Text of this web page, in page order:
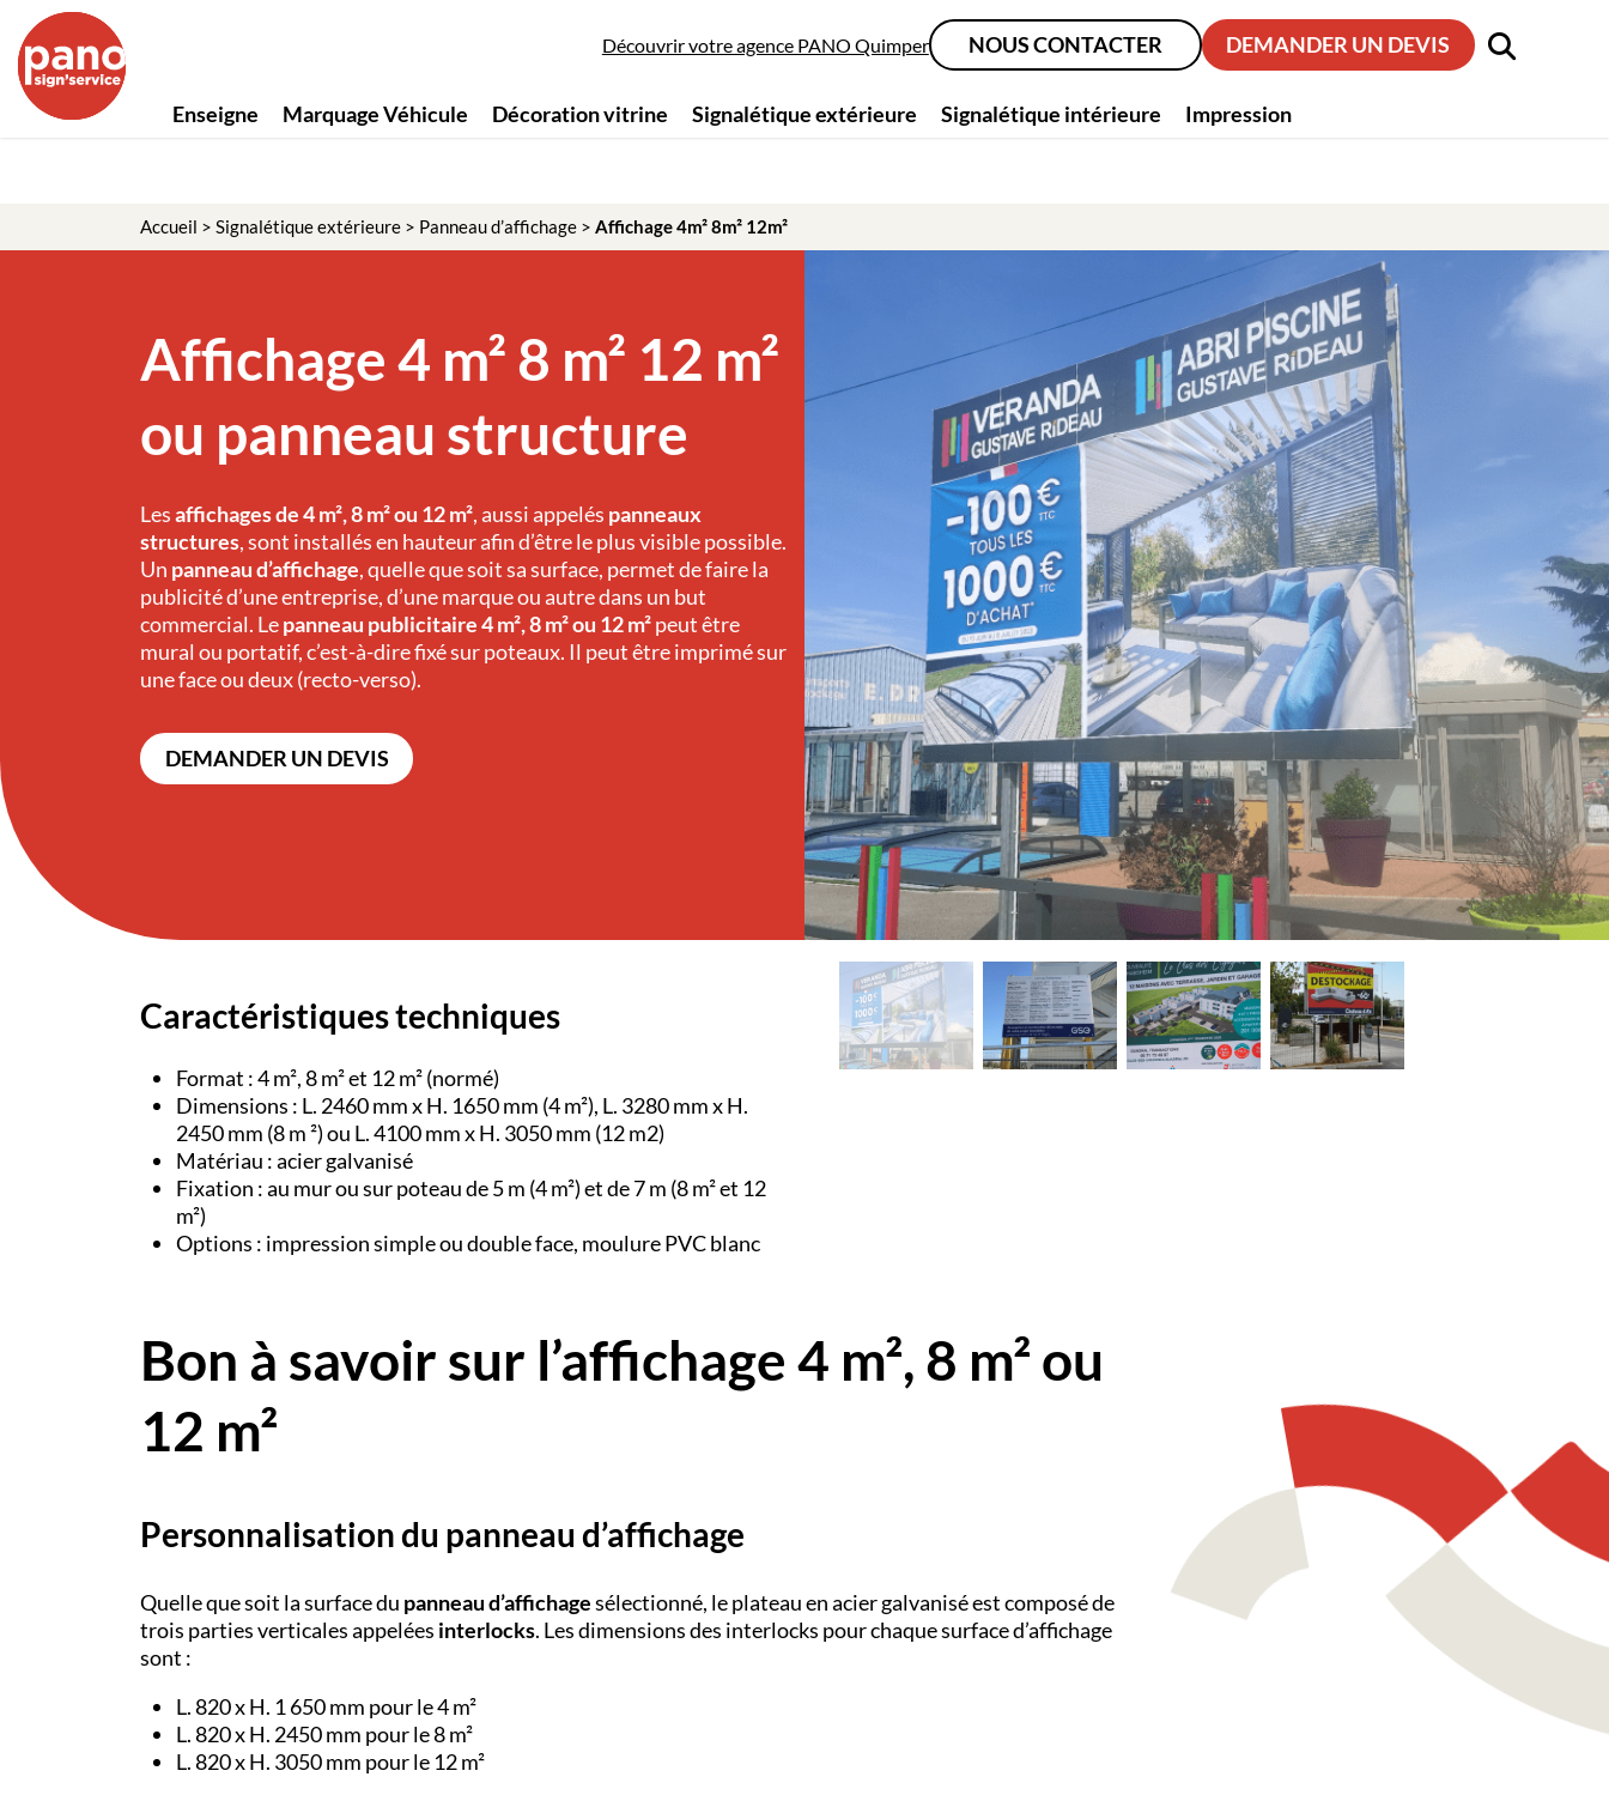
Enseigne Marquage Véhicule Décoration vitrine Signalétique extérieure Signalétique intérieure Impression
Découvrir votre agence PANO Quimper NOUS CONTACTER DEMANDER UN DEVIS
Accueil > Signalétique extérieure > Panneau d’affichage > Affichage 4m² 8m² 12m²
Affichage 4 m² 8 m² 12 m²
ou panneau structure
Lesaffichages de 4 m², 8 m² ou 12 m², aussi appelés panneaux
structures, sont installés en hauteur afin d’être le plus visible possible.
Un panneau d’affichage, quelle que soit sa surface, permet de faire la
publicité d’une entreprise, d’une marque ou autre dans un but
commercial. Lepanneau publicitaire 4 m², 8 m² ou 12 m²peut être
mural ou portatif, c’est-à-dire fixé sur poteaux. Il peut être imprimé sur
une face ou deux (recto-verso).
DEMANDER UN DEVIS
Caractéristiques techniques
Format : 4 m², 8 m² et 12 m² (normé)
Dimensions : L. 2460 mm x H. 1650 mm (4 m²), L. 3280 mm x H.
2450 mm (8 m ²) ou L. 4100 mm x H. 3050 mm (12 m2)
Matériau : acier galvanisé
Fixation : au mur ou sur poteau de 5 m (4 m²) et de 7 m (8 m² et 12
m²)
Options : impression simple ou double face, moulure PVC blanc
Bon à savoir sur l’affichage 4 m², 8 m² ou
12 m²
Personnalisation du panneau d’affichage
Quelle que soit la surface du panneau d’affichagesélectionné, le plateau en acier galvanisé est composé de
trois parties verticales appelées interlocks. Les dimensions des interlocks pour chaque surface d’affichage
sont :
L. 820 x H. 1 650 mm pour le 4 m²
L. 820 x H. 2450 mm pour le 8 m²
L. 820 x H. 3050 mm pour le 12 m²